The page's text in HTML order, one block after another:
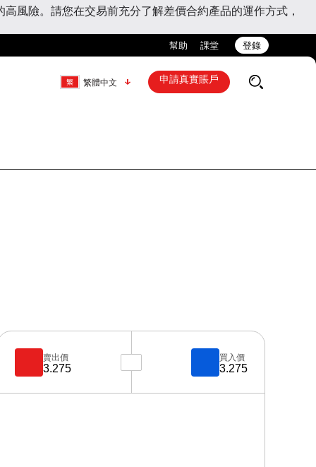
風險。請您在交易前充分了解差價合約產品的運作方式，
幫助 課堂 登錄
繁體中文 申請真實賬戶
賣出價
3.275
買入價
3.275